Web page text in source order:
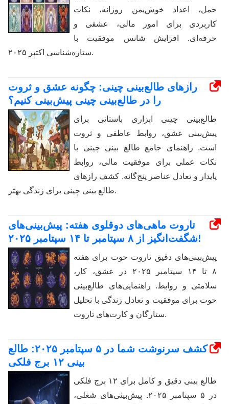
حمل، اعداد خوش‌یمن روزانه، نکات
کاربردی برای امور مالی، عشقی و
حرفه‌ای. افزایش شانس موفقیت با
ستاره‌شناسی اکتبر ۲۰۲۵.
رازهای طالع‌بینی چینی: چگونه عشق و ثروت
را در طالع‌بینی چینی پیش‌بینی کنیم؟
طالع‌بینی چینی ابزاری باستانی برای
پیش‌بینی عشق، روابط عاطفی و ثروت
است. راهنمای جامع طالع بینی چینی با
نکات عملی برای موفقیت مالی، روابط
پایدار و تعادل عناصر پنج‌گانه. کشف رازهای
طالع بینی چینی برای زندگی بهتر.
تاروت ماهی‌های دوقلوی هفته: پیش‌بینی‌های
شگفت‌انگیز از ۸ سپتامبر تا ۱۴ سپتامبر ۲۰۲۵!
پیش‌بینی‌های دقیق تاروت حوت برای هفته
۸ تا ۱۴ سپتامبر ۲۰۲۵ در عشق، کار،
سلامتی و روابط. راهنمایی‌های طالع‌بینی
حوت برای موفقیت و تعادل زندگی با تحلیل
ستارگان و کارت‌های تاروت.
کشف سرنوشت شما در ۵ سپتامبر ۲۰۲۵: طالع
بینی ۱۲ برج فلکی
طالع بینی دقیق و کامل برای ۱۲ برج فلکی
در ۵ سپتامبر ۲۰۲۵. پیش‌بینی‌های شغلی،